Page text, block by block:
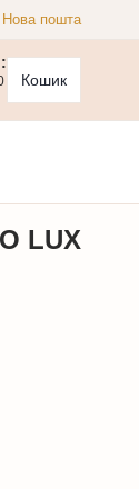
Нова пошта
Кошик
LUX